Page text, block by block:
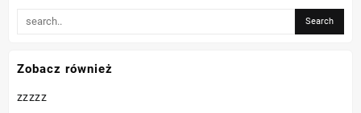
Zobacz również
zzzzz